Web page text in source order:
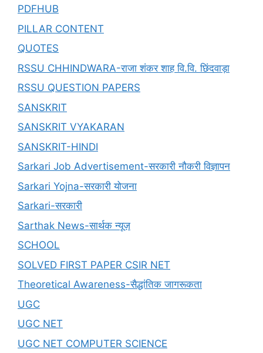
PDFHUB
PILLAR CONTENT
QUOTES
RSSU CHHINDWARA-राजा शंकर शाह वि.वि. छिंदवाड़ा
RSSU QUESTION PAPERS
SANSKRIT
SANSKRIT VYAKARAN
SANSKRIT-HINDI
Sarkari Job Advertisement-सरकारी नौकरी विज्ञापन
Sarkari Yojna-सरकारी योजना
Sarkari-सरकारी
Sarthak News-सार्थक न्यूज़
SCHOOL
SOLVED FIRST PAPER CSIR NET
Theoretical Awareness-सैद्धांतिक जागरूकता
UGC
UGC NET
UGC NET COMPUTER SCIENCE